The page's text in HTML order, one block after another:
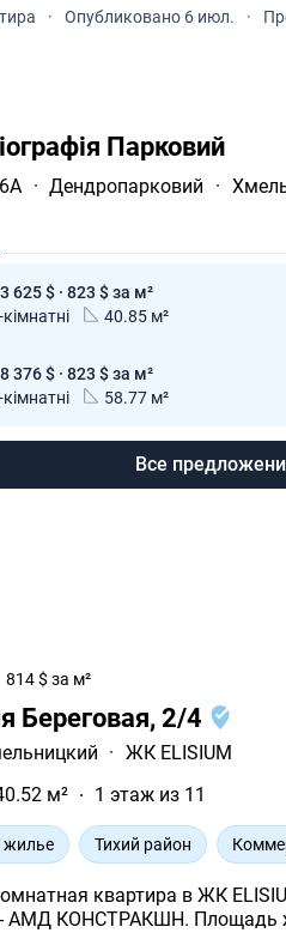
· Опубликовано 6 июл. ·
Парковий
· Дендропарковий ·
625 $ · 823 $ за м²
кімнатні
40.85 м²
376 $ · 823 $ за м²
кімнатні
58.77 м²
Все
814 $ за м²
Береговая, 2/4
· ЖК ELISIUM
м² 1 этаж из 11
жилье Тихий район
квартира в ЖК
Площадь жилья данной планировки